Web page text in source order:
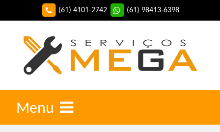
(61) 4101-2742 (61) 98413-6398
Menu